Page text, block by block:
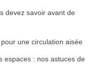
devez savoir avant de
une circulation aisée
espaces : nos astuces de